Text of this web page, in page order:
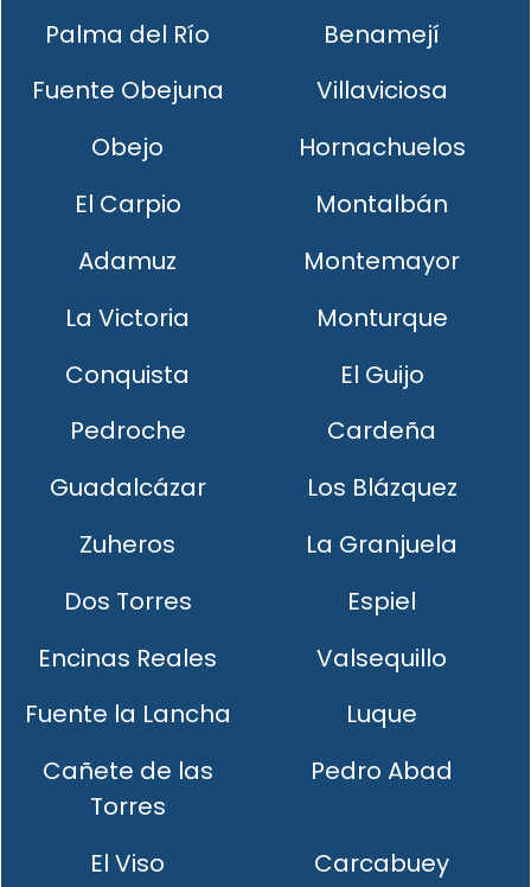
Palma del Río
Benamejí
Fuente Obejuna
Villaviciosa
Obejo
Hornachuelos
El Carpio
Montalbán
Adamuz
Montemayor
La Victoria
Monturque
Conquista
El Guijo
Pedroche
Cardeña
Guadalcázar
Los Blázquez
Zuheros
La Granjuela
Dos Torres
Espiel
Encinas Reales
Valsequillo
Fuente la Lancha
Luque
Cañete de las
Torres
Pedro Abad
El Viso
Carcabuey